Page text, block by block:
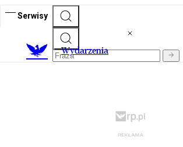
Serwisy
Wydarzenia